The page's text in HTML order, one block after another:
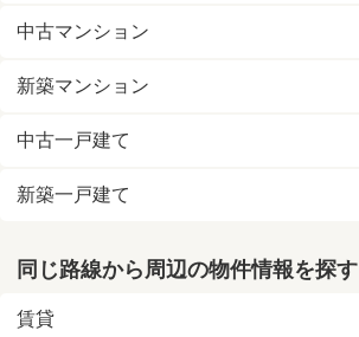
中古マンション
新築マンション
中古一戸建て
新築一戸建て
同じ路線から周辺の物件情報を探す
賃貸